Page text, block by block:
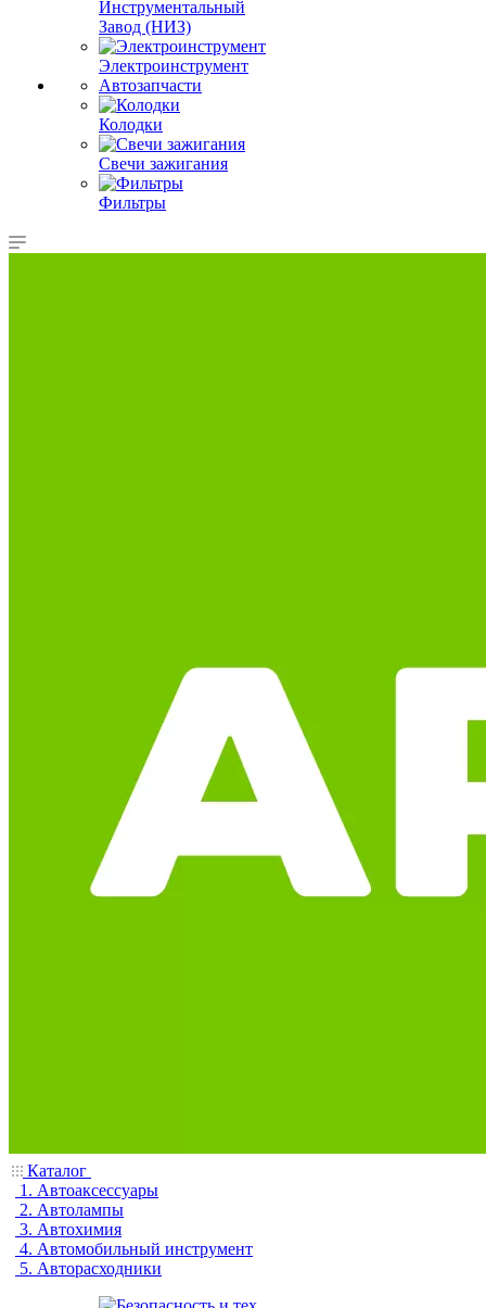
Инструментальный
Завод (НИЗ)
Электроинструмент
Автозапчасти
Колодки
Свечи зажигания
Фильтры
Каталог
1. Автоаксессуары
2. Автолампы
3. Автохимия
4. Автомобильный инструмент
5. Авторасходники